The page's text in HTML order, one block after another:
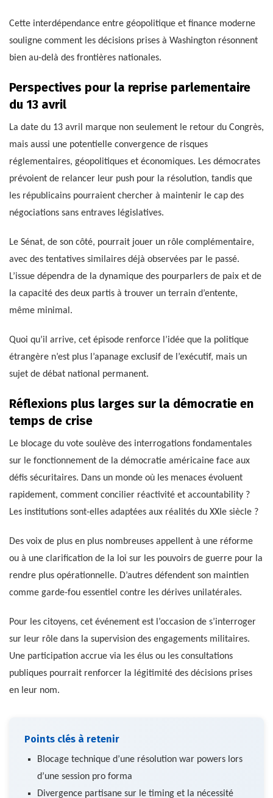
Cette interdépendance entre géopolitique et finance moderne
souligne comment les décisions prises à Washington résonnent
bien au-delà des frontières nationales.
Perspectives pour la reprise parlementaire
du 13 avril
La date du 13 avril marque non seulement le retour du Congrès,
mais aussi une potentielle convergence de risques
réglementaires, géopolitiques et économiques. Les démocrates
prévoient de relancer leur push pour la résolution, tandis que
les républicains pourraient chercher à maintenir le cap des
négociations sans entraves législatives.
Le Sénat, de son côté, pourrait jouer un rôle complémentaire,
avec des tentatives similaires déjà observées par le passé.
L’issue dépendra de la dynamique des pourparlers de paix et de
la capacité des deux partis à trouver un terrain d’entente,
même minimal.
Quoi qu’il arrive, cet épisode renforce l’idée que la politique
étrangère n’est plus l’apanage exclusif de l’exécutif, mais un
sujet de débat national permanent.
Réflexions plus larges sur la démocratie en
temps de crise
Le blocage du vote soulève des interrogations fondamentales
sur le fonctionnement de la démocratie américaine face aux
défis sécuritaires. Dans un monde où les menaces évoluent
rapidement, comment concilier réactivité et accountability ?
Les institutions sont-elles adaptées aux réalités du XXIe siècle ?
Des voix de plus en plus nombreuses appellent à une réforme
ou à une clarification de la loi sur les pouvoirs de guerre pour la
rendre plus opérationnelle. D’autres défendent son maintien
comme garde-fou essentiel contre les dérives unilatérales.
Pour les citoyens, cet événement est l’occasion de s’interroger
sur leur rôle dans la supervision des engagements militaires.
Une participation accrue via les élus ou les consultations
publiques pourrait renforcer la légitimité des décisions prises
en leur nom.
Points clés à retenir
Blocage technique d’une résolution war powers lors
d’une session pro forma
Divergence partisane sur le timing et la nécessité